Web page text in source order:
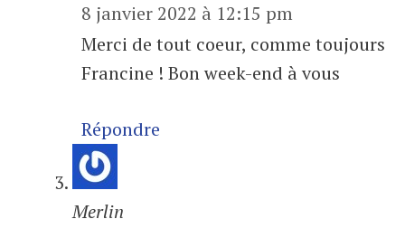
8 janvier 2022 à 12:15 pm
Merci de tout coeur, comme toujours
Francine ! Bon week-end à vous
Répondre
Merlin